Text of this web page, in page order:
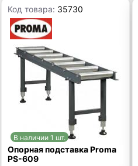
Код товара: 35730
В наличии 1 шт.
Опорная подставка Proma
PS-609